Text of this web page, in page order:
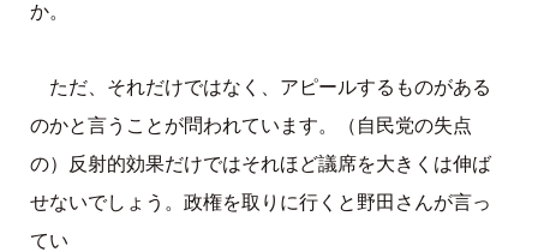
か。
ただ、それだけではなく、アピールするものがある
のかと言うことが問われています。（自民党の失点
の）反射的効果だけではそれほど議席を大きくは伸ば
せないでしょう。政権を取りに行くと野田さんが言っ
てい